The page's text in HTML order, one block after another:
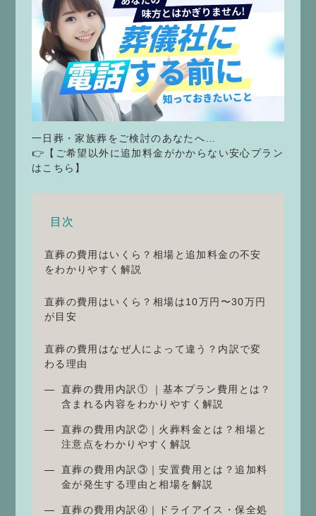
一日葬・家族葬をご検討のあなたへ…
👉【ご希望以外に追加料金がかからない安心プラン
はこちら】
目次
直葬の費用はいくら？相場と追加料金の不安
をわかりやすく解説
直葬の費用はいくら？相場は10万円〜30万円
が目安
直葬の費用はなぜ人によって違う？内訳で変
わる理由
直葬の費用内訳① ｜基本プラン費用とは？
含まれる内容をわかりやすく解説
直葬の費用内訳②｜火葬料金とは？相場と
注意点をわかりやすく解説
直葬の費用内訳③｜安置費用とは？追加料
金が発生する理由と相場を解説
直葬の費用内訳④｜ドライアイス・保全処